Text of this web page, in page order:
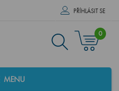
PŘÍHLÁSIT SE
0
MENU